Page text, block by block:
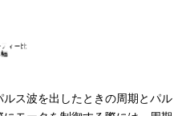
ス波を出したときの周期とパル